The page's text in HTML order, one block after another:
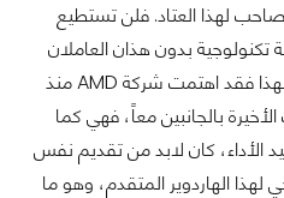
لهذا العتاد. فلن تستطيع
تكنولوجية بدون هذان العاملان
معاً، انهما وجهان لعملة واحدة. ولهذا فقد اهتمت شركة AMD منذ
بالجانبين معاً، فهي كما
الأداء، كان لابد من تقديم نفس
الهاردوير المتقدم، وهو ما